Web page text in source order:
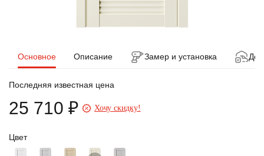
Основное Описание Замер и установка
Цвет
Последняя известная цена
25 710 ₽ Хочу скидку!